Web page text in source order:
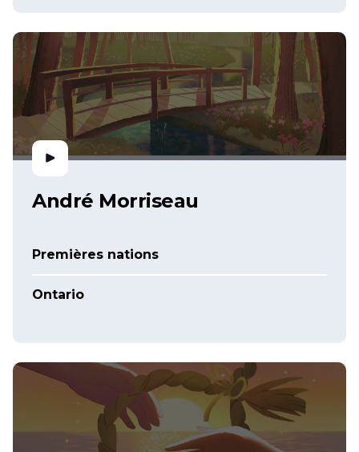
André Morriseau
Premières nations
Ontario